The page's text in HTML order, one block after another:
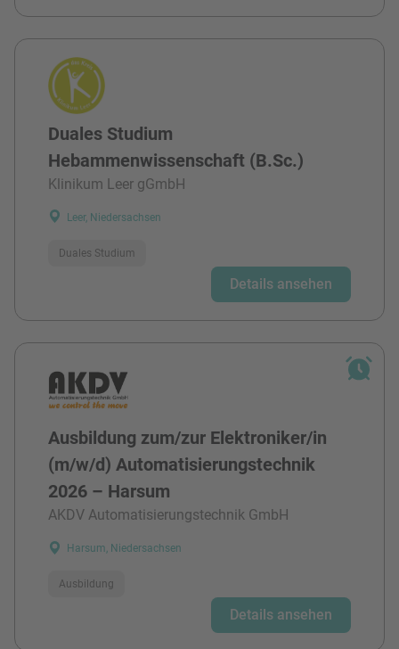
Duales Studium
Hebammenwissenschaft (B.Sc.)
Klinikum Leer gGmbH
Leer, Niedersachsen
Duales Studium
Details ansehen
Ausbildung zum/zur Elektroniker/in
(m/w/d) Automatisierungstechnik
2026 – Harsum
AKDV Automatisierungstechnik GmbH
Harsum, Niedersachsen
Ausbildung
Details ansehen